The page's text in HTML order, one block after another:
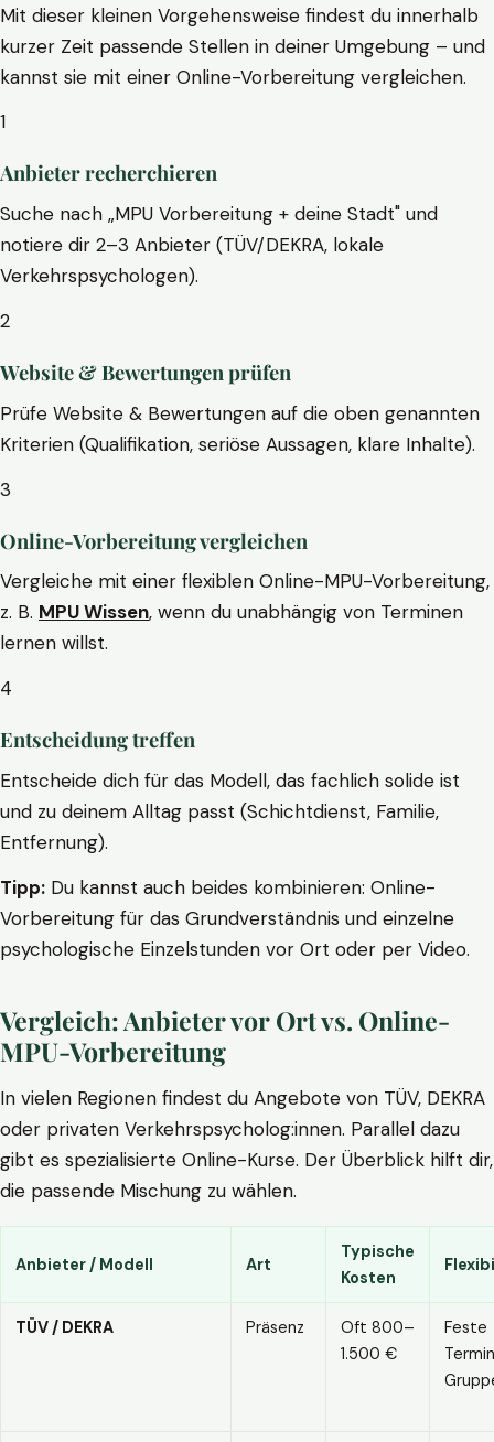
Mit dieser kleinen Vorgehensweise findest du innerhalb
kurzer Zeit passende Stellen in deiner Umgebung – und
kannst sie mit einer Online-Vorbereitung vergleichen.
1
Anbieter recherchieren
Suche nach „MPU Vorbereitung + deine Stadt" und
notiere dir 2–3 Anbieter (TÜV/DEKRA, lokale
Verkehrspsychologen).
2
Website & Bewertungen prüfen
Prüfe Website & Bewertungen auf die oben genannten
Kriterien (Qualifikation, seriöse Aussagen, klare Inhalte).
3
Online-Vorbereitung vergleichen
Vergleiche mit einer flexiblen Online-MPU-Vorbereitung,
z. B. MPU Wissen, wenn du unabhängig von Terminen
lernen willst.
4
Entscheidung treffen
Entscheide dich für das Modell, das fachlich solide ist
und zu deinem Alltag passt (Schichtdienst, Familie,
Entfernung).
Tipp: Du kannst auch beides kombinieren: Online-
Vorbereitung für das Grundverständnis und einzelne
psychologische Einzelstunden vor Ort oder per Video.
Vergleich: Anbieter vor Ort vs. Online-
MPU-Vorbereitung
In vielen Regionen findest du Angebote von TÜV, DEKRA
oder privaten Verkehrspsycholog:innen. Parallel dazu
gibt es spezialisierte Online-Kurse. Der Überblick hilft dir,
die passende Mischung zu wählen.
Anbieter / Modell Art
Typische
Kosten
TÜV / DEKRA Präsenz
Oft 800–
1.500 €
Feste